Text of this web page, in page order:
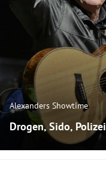
Alexanders Showtime
Drogen, Sido, Polizei